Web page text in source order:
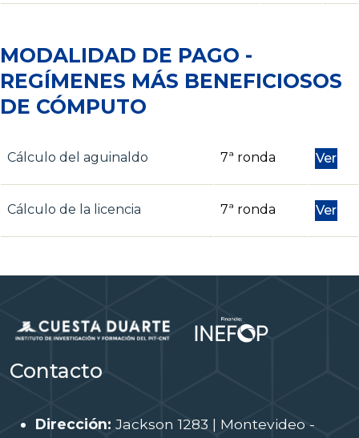
MODALIDAD DE PAGO -
REGÍMENES MÁS BENEFICIOSOS
DE CÓMPUTO
Cálculo del aguinaldo 7ª ronda Ver
Cálculo de la licencia 7ª ronda Ver
Contacto
Dirección: Jackson 1283 | Montevideo -